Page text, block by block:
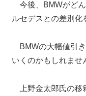
今後、BMWがど
ルセデスとの差別化
BMWの大幅値引
いくのかもしれませ
上野金太郎氏の移